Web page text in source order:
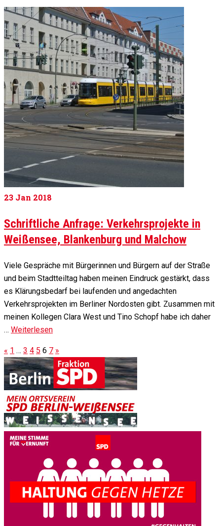
23 Jan 2018
Schriftliche Anfrage: Verkehrsprojekte in
Weißensee, Blankenburg und Malchow
Viele Gespräche mit Bürgerinnen und Bürgern auf der Straße
und beim Stadtteiltag haben meinen Eindruck gestärkt, dass
es Klärungsbedarf bei laufenden und angedachten
Verkehrsprojekten im Berliner Nordosten gibt. Zusammen mit
meinen Kollegen Clara West und Tino Schopf habe ich daher
… Weiterlesen
« 1 … 3 4 5 6 7 »